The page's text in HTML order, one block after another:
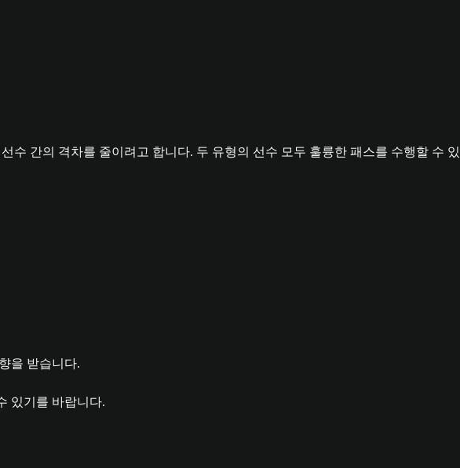
수 간의 격차를 줄이려고 합니다. 두 유형의 선수 모두 훌륭한 패스를 수행할 수 있
을 받습니다.
있기를 바랍니다.